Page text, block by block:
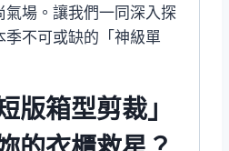
氣場。讓我們一同深入探
季不可或缺的「神級單
版箱型剪裁」